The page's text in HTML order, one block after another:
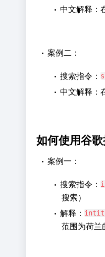
• 中文解释：
• 案例二：
• 搜索指令：
• 中文解释：
如何使用谷
• 案例一：
• 搜索指令：
搜索）
• 解释：
范围为荷兰